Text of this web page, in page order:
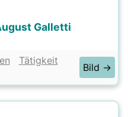
Galletti
Tätigkeit
Bild →